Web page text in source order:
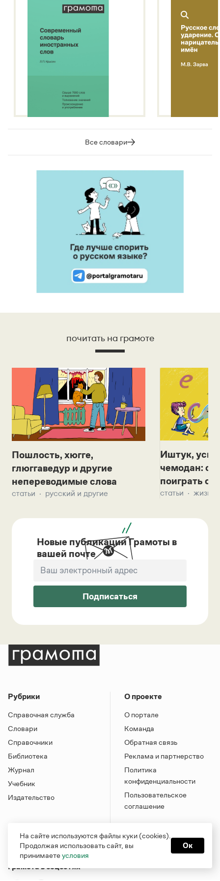
Все словари
почитать на грамоте
Пошлость, хюгге,
глюггаведур и другие
непереводимые слова
статьи русский и другие
Иштук,
чемодан:
поиграть с
статьи жизнь
Новые публикации Грамоты в
вашей почте
Подписаться
Рубрики
Справочная служба
Словари
Справочники
Библиотека
Журнал
Учебник
Издательство
О проекте
О портале
Команда
Обратная связь
Реклама и партнерство
Политика
конфиденциальности
Пользовательское
соглашение
Грамота в соцсетях
На сайте используются файлы куки (cookies).
Продолжая использовать сайт, вы
принимаетеусловия
Ок